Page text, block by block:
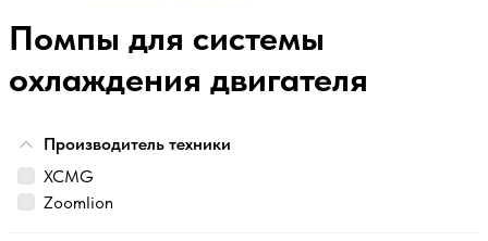
Помпы для системы
охлаждения двигателя
Производитель техники
XCMG
Zoomlion